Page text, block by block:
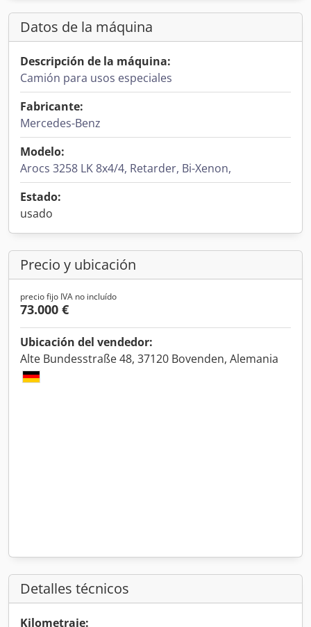
Datos de la máquina
Descripción de la máquina:
Camión para usos especiales
Fabricante:
Mercedes-Benz
Modelo:
Arocs 3258 LK 8x4/4, Retarder, Bi-Xenon,
Estado:
usado
Precio y ubicación
precio fijo IVA no incluído
73.000 €
Ubicación del vendedor:
Alte Bundesstraße 48, 37120 Bovenden, Alemania
Detalles técnicos
Kilometraje: